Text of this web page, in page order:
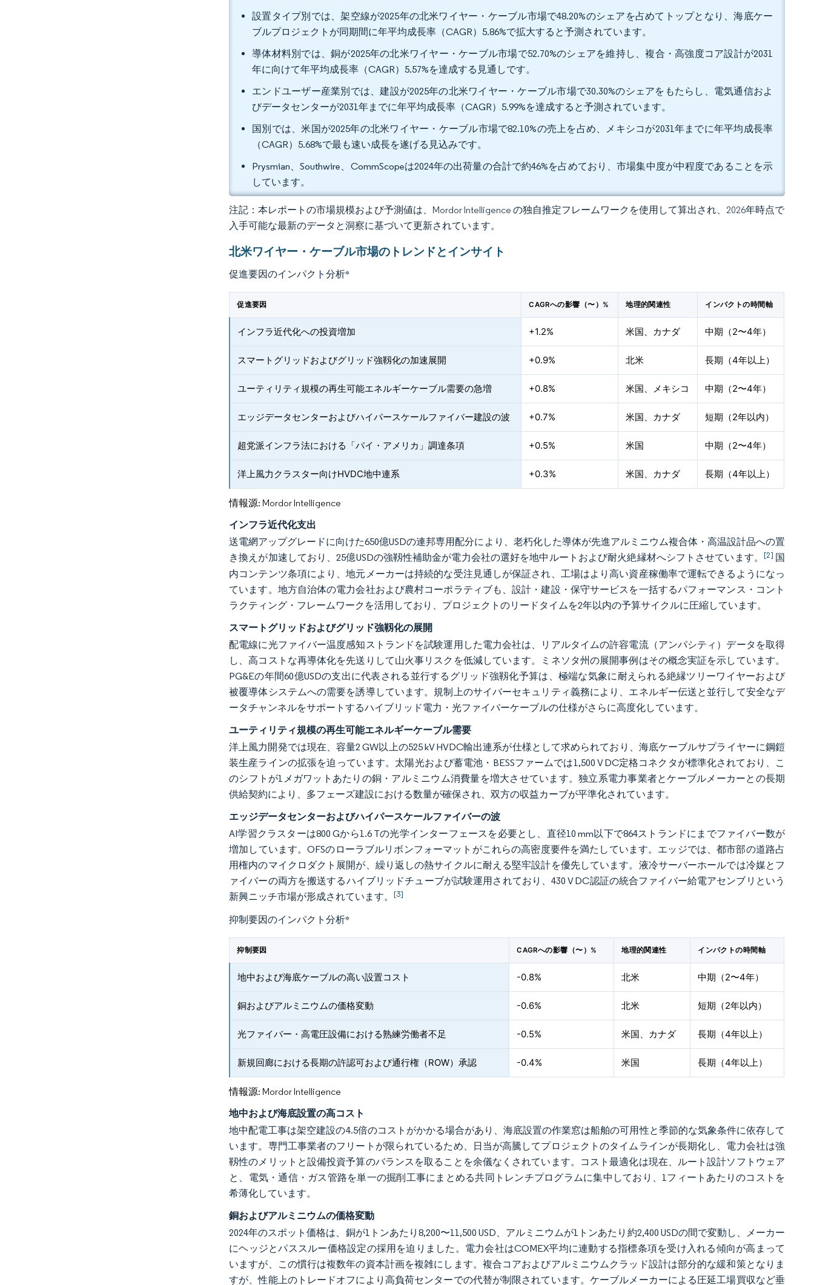
設置タイプ別では、架空線が2025年の北米ワイヤー・ケーブル市場で48.20%のシェアを占めてトップとなり、海底ケー
ブルプロジェクトが同期間に年平均成長率（CAGR）5.86%で拡大すると予測されています。
導体材料別では、銅が2025年の北米ワイヤー・ケーブル市場で52.70%のシェアを維持し、複合・高強度コア設計が2031
年に向けて年平均成長率（CAGR）5.57%を達成する見通しです。
エンドユーザー産業別では、建設が2025年の北米ワイヤー・ケーブル市場で30.30%のシェアをもたらし、電気通信およ
びデータセンターが2031年までに年平均成長率（CAGR）5.99%を達成すると予測されています。
国別では、米国が2025年の北米ワイヤー・ケーブル市場で82.10%の売上を占め、メキシコが2031年までに年平均成長率
（CAGR）5.68%で最も速い成長を遂げる見込みです。
Prysmian、Southwire、CommScopeは2024年の出荷量の合計で約46%を占めており、市場集中度が中程度であることを示
しています。
注記：本レポートの市場規模および予測値は、Mordor Intelligence の独自推定フレームワークを使用して算出され、2026年時点で
入手可能な最新のデータと洞察に基づいて更新されています。
北米ワイヤー・ケーブル市場のトレンドとインサイト
促進要因のインパクト分析*
促進要因 CAGRへの影響（〜）% 地理的関連性 インパクトの時間軸
インフラ近代化への投資増加 +1.2% 米国、カナダ 中期（2〜4年）
スマートグリッドおよびグリッド強靱化の加速展開 +0.9% 北米 長期（4年以上）
ユーティリティ規模の再生可能エネルギーケーブル需要の急増 +0.8% 米国、メキシコ 中期（2〜4年）
エッジデータセンターおよびハイパースケールファイバー建設の波 +0.7% 米国、カナダ 短期（2年以内）
超党派インフラ法における「バイ・アメリカ」調達条項 +0.5% 米国 中期（2〜4年）
洋上風力クラスター向けHVDC地中連系 +0.3% 米国、カナダ 長期（4年以上）
情報源: Mordor Intelligence
インフラ近代化支出
送電網アップグレードに向けた650億USDの連邦専用配分により、老朽化した導体が先進アルミニウム複合体・高温設計品への置
き換えが加速しており、25億USDの強靱性補助金が電力会社の選好を地中ルートおよび耐火絶縁材へシフトさせています。 [2] 国
内コンテンツ条項により、地元メーカーは持続的な受注見通しが保証され、工場はより高い資産稼働率で運転できるようになっ
ています。地方自治体の電力会社および農村コーポラティブも、設計・建設・保守サービスを一括するパフォーマンス・コント
ラクティング・フレームワークを活用しており、プロジェクトのリードタイムを2年以内の予算サイクルに圧縮しています。
スマートグリッドおよびグリッド強靱化の展開
配電線に光ファイバー温度感知ストランドを試験運用した電力会社は、リアルタイムの許容電流（アンパシティ）データを取得
し、高コストな再導体化を先送りして山火事リスクを低減しています。ミネソタ州の展開事例はその概念実証を示しています。
PG&Eの年間60億USDの支出に代表される並行するグリッド強靱化予算は、極端な気象に耐えられる絶縁ツリーワイヤーおよび
被覆導体システムへの需要を誘導しています。規制上のサイバーセキュリティ義務により、エネルギー伝送と並行して安全なデ
ータチャンネルをサポートするハイブリッド電力・光ファイバーケーブルの仕様がさらに高度化しています。
ユーティリティ規模の再生可能エネルギーケーブル需要
洋上風力開発では現在、容量2 GW以上の525 kV HVDC輸出連系が仕様として求められており、海底ケーブルサプライヤーに鋼鎧
装生産ラインの拡張を迫っています。太陽光および蓄電池・BESSファームでは1,500 V DC定格コネクタが標準化されており、こ
のシフトが1メガワットあたりの銅・アルミニウム消費量を増大させています。独立系電力事業者とケーブルメーカーとの長期
供給契約により、多フェーズ建設における数量が確保され、双方の収益カーブが平準化されています。
エッジデータセンターおよびハイパースケールファイバーの波
AI学習クラスターは800 Gから1.6 Tの光学インターフェースを必要とし、直径10 mm以下で864ストランドにまでファイバー数が
増加しています。OFSのローラブルリボンフォーマットがこれらの高密度要件を満たしています。エッジでは、都市部の道路占
用権内のマイクロダクト展開が、繰り返しの熱サイクルに耐える堅牢設計を優先しています。液冷サーバーホールでは冷媒とフ
ァイバーの両方を搬送するハイブリッドチューブが試験運用されており、430 V DC認証の統合ファイバー給電アセンブリという
新興ニッチ市場が形成されています。[3]
抑制要因のインパクト分析*
抑制要因 CAGRへの影響（〜）% 地理的関連性 インパクトの時間軸
地中および海底ケーブルの高い設置コスト -0.8% 北米 中期（2〜4年）
銅およびアルミニウムの価格変動 -0.6% 北米 短期（2年以内）
光ファイバー・高電圧設備における熟練労働者不足 -0.5% 米国、カナダ 長期（4年以上）
新規回廊における長期の許認可および通行権（ROW）承認 -0.4% 米国 長期（4年以上）
情報源: Mordor Intelligence
地中および海底設置の高コスト
地中配電工事は架空建設の4.5倍のコストがかかる場合があり、海底設置の作業窓は船舶の可用性と季節的な気象条件に依存して
います。専門工事業者のフリートが限られているため、日当が高騰してプロジェクトのタイムラインが長期化し、電力会社は強
靱性のメリットと設備投資予算のバランスを取ることを余儀なくされています。コスト最適化は現在、ルート設計ソフトウェア
と、電気・通信・ガス管路を単一の掘削工事にまとめる共同トレンチプログラムに集中しており、1フィートあたりのコストを
希薄化しています。
銅およびアルミニウムの価格変動
2024年のスポット価格は、銅が1トンあたり8,200〜11,500 USD、アルミニウムが1トンあたり約2,400 USDの間で変動し、メーカー
にヘッジとパススルー価格設定の採用を迫りました。電力会社はCOMEX平均に連動する指標条項を受け入れる傾向が高まって
いますが、この慣行は複数年の資本計画を複雑にします。複合コアおよびアルミニウムクラッド設計は部分的な緩和策となりま
すが、性能上のトレードオフにより高負荷センターでの代替が制限されています。ケーブルメーカーによる圧延工場買収など垂